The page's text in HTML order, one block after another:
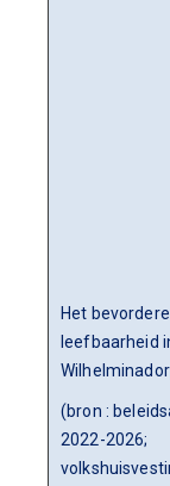
Het
leefbaarheid
(bron :
2022-2026;